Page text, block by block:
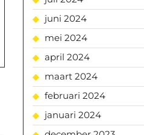
juni 2024
mei 2024
april 2024
maart 2024
februari 2024
januari 2024